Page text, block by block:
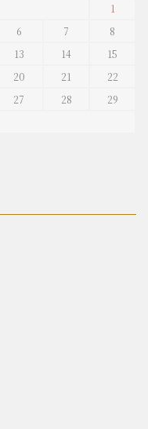
1
6 7
8
13 14
15
20 21
22
27 28
29